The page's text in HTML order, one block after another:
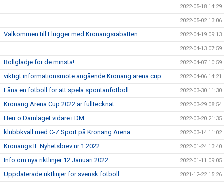
2022-05-18 14:29
2022-05-02 13:06
Välkommen till Flügger med Kronängsrabatten 2022-04-19 09:13
2022-04-13 07:59
Bollglädje för de minsta! 2022-04-07 10:59
viktigt informationsmöte angående Kronäng arena cup 2022-04-06 14:21
Låna en fotboll för att spela spontanfotboll 2022-03-30 11:30
Kronäng Arena Cup 2022 är fulltecknat 2022-03-29 08:54
Herr o Damlaget vidare i DM 2022-03-20 21:35
klubbkväll med C-Z Sport på Kronäng Arena 2022-03-14 11:02
Kronängs IF Nyhetsbrev nr 1 2022 2022-01-24 13:40
Info om nya riktlinjer 12 Januari 2022 2022-01-11 09:05
Uppdaterade riktlinjer för svensk fotboll 2021-12-22 15:26